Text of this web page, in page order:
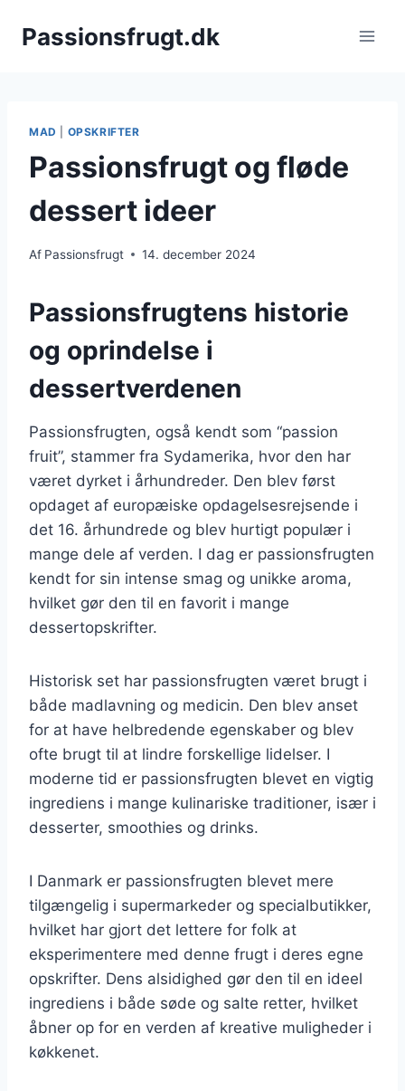
Passionsfrugt.dk
MAD OPSKRIFTER
Passionsfrugt og fløde
dessert ideer
Af Passionsfrugt 14. december 2024
Passionsfrugtens historie
og oprindelse i
dessertverdenen
Passionsfrugten, også kendt som “passion
fruit”, stammer fra Sydamerika, hvor den har
været dyrket i århundreder. Den blev først
opdaget af europæiske opdagelsesrejsende i
det 16. århundrede og blev hurtigt populær i
mange dele af verden. I dag er passionsfrugten
kendt for sin intense smag og unikke aroma,
hvilket gør den til en favorit i mange
dessertopskrifter.
Historisk set har passionsfrugten været brugt i
både madlavning og medicin. Den blev anset
for at have helbredende egenskaber og blev
ofte brugt til at lindre forskellige lidelser. I
moderne tid er passionsfrugten blevet en vigtig
ingrediens i mange kulinariske traditioner, især i
desserter, smoothies og drinks.
I Danmark er passionsfrugten blevet mere
tilgængelig i supermarkeder og specialbutikker,
hvilket har gjort det lettere for folk at
eksperimentere med denne frugt i deres egne
opskrifter. Dens alsidighed gør den til en ideel
ingrediens i både søde og salte retter, hvilket
åbner op for en verden af kreative muligheder i
køkkenet.